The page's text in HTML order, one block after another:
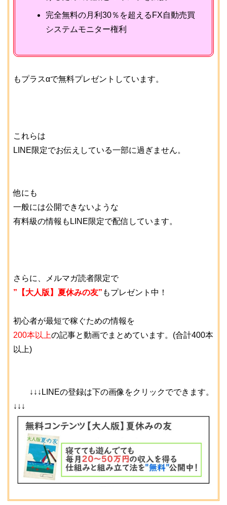
完全無料の月利30％を超えるFX自動売買
システムモニター権利
もプラスαで無料プレゼントしています。
これらは
LINE限定でお伝えしている一部に過ぎません。
他にも
一般には公開できないような
有料級の情報もLINE限定で配信しています。
さらに、メルマガ読者限定で
”【大人版】夏休みの友” もプレゼント中！
初心者が最短で稼ぐための情報を
200本以上の記事と動画でまとめています。(合計400本
以上)
↓↓↓LINEの登録は下の画像をクリックでできます。
↓↓↓